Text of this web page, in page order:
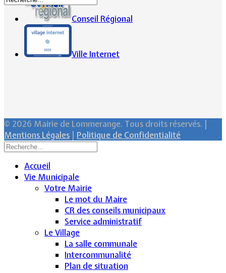
Conseil Régional
Ville Internet
© 2026 Mairie de Lommerange. Tous droits réservés. |
Mentions Légales
Politique de Confidentialité
Accueil
Vie Municipale
Votre Mairie
Le mot du Maire
CR des conseils municipaux
Service administratif
Le Village
La salle communale
Intercommunalité
Plan de situation